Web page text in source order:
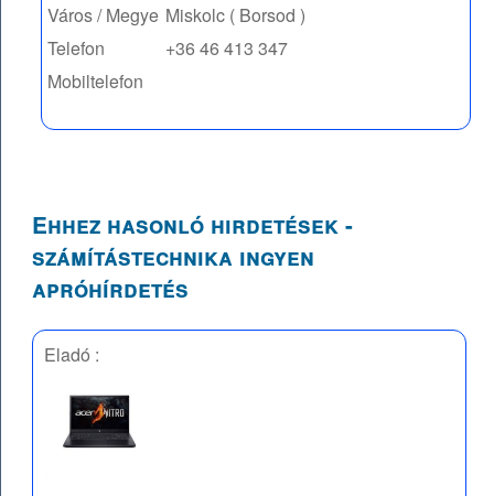
Város / Megye Miskolc ( Borsod )
Telefon
+36 46 413 347
Mobiltelefon
Ehhez hasonló hirdetések -
számítástechnika ingyen
apróhírdetés
Eladó :